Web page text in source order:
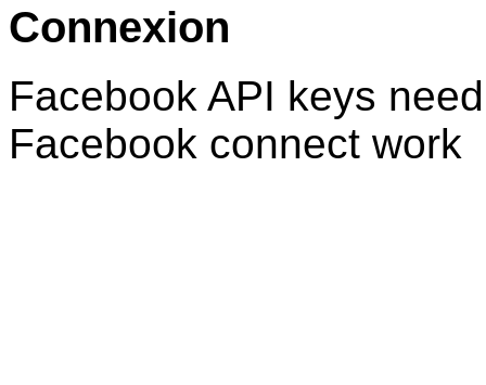
Connexion
Facebook API keys
Facebook connect work